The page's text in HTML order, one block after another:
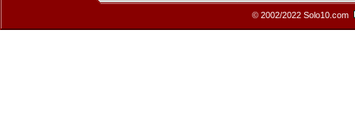
© 2002/2022 Solo10.com